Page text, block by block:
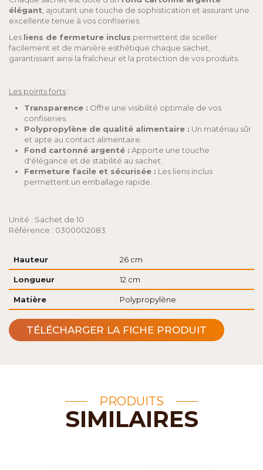
élégant , ajoutant une touche de sophistication et assurant une
excellente tenue à vos confiseries.
Les liens de fermeture inclus permettent de sceller
facilement et de manière esthétique chaque sachet,
garantissant ainsi la fraîcheur et la protection de vos produits.
Les points forts :
Transparence : Offre une visibilité optimale de vos
confiseries.
Polypropylène de qualité alimentaire : Un matériau sûr
et apte au contact alimentaire.
Fond cartonné argenté : Apporte une touche
d'élégance et de stabilité au sachet.
Fermeture facile et sécurisée : Les liens inclus
permettent un emballage rapide.
Unité : Sachet de 10
Référence : 0300002083
Hauteur 26 cm
Longueur 12 cm
Matière Polypropylène
TÉLÉCHARGER LA FICHE PRODUIT
PRODUITS
SIMILAIRES